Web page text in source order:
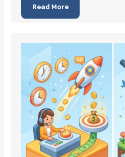
Read More